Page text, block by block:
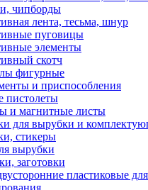
чипборды
лента, тесьма, шнур
пуговицы
элементы
скотч
фигурные
и приспособления
пистолеты
и магнитные листы
для вырубки и
стикеры
вырубки
заготовки
пластиковые для